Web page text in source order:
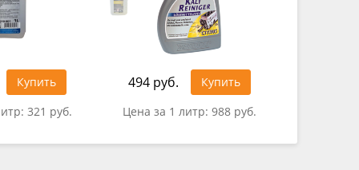
Купить
321 руб.
494 руб.
Купить
Цена за 1 литр: 988 руб.